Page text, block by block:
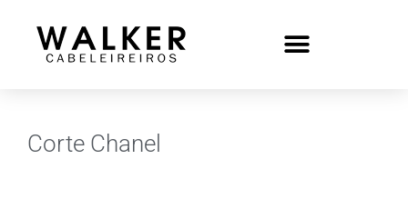
Corte Chanel